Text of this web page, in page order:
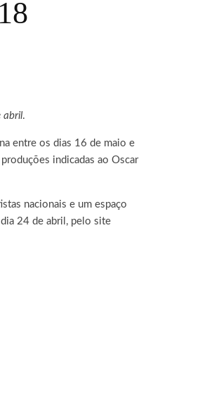
abril.
entre os dias 16 de maio e
indicadas ao Oscar
nacionais e um espaço
24 de abril, pelo site